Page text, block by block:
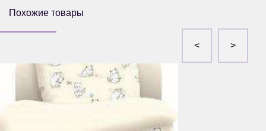
Похожие товары